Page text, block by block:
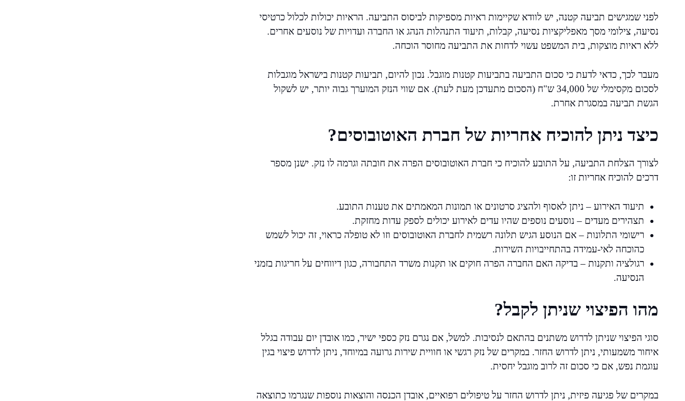
לפני שמגישים תביעה קטנה, יש לוודא שקיימות ראיות מספיקות לביסוס התביעה. הראיות יכולות לכלול כרטיסי
נסיעה, צילומי מסך מאפליקציות נסיעה, קבלות, תיעוד התנהלות הנהג או החברה ועדויות של נוסעים אחרים.
ללא ראיות מוצקות, בית המשפט עשוי לדחות את התביעה מחוסר הוכחה.
מעבר לכך, כדאי לדעת כי סכום התביעה בתביעות קטנות מוגבל. נכון להיום, תביעות קטנות בישראל מוגבלות
לסכום מקסימלי של 34,000 ש"ח (הסכום מתעדכן מעת לעת). אם שווי הנזק המוערך גבוה יותר, יש לשקול
הגשת תביעה במסגרת אחרת.
כיצד ניתן להוכיח אחריות של חברת האוטובוסים?
לצורך הצלחת התביעה, על התובע להוכיח כי חברת האוטובוסים הפרה את חובתה וגרמה לו נזק. ישנן מספר
דרכים להוכיח אחריות זו:
תיעוד האירוע – ניתן לאסוף ולהציג סרטונים או תמונות המאמתים את טענות התובע.
תצהירים מעדים – נוסעים נוספים שהיו עדים לאירוע יכולים לספק עדות מחזקת.
רישומי התלונות – אם הנוסע הגיש תלונה רשמית לחברת האוטובוסים וזו לא טופלה כראוי, זה יכול לשמש
כהוכחה לאי-עמידה בהתחייבויות השירות.
רגולציה ותקנות – בדיקה האם החברה הפרה חוקים או תקנות משרד התחבורה, כגון דיווחים על חריגות בזמני
הנסיעה.
מהו הפיצוי שניתן לקבל?
סוגי הפיצוי שניתן לדרוש משתנים בהתאם לנסיבות. למשל, אם נגרם נזק כספי ישיר, כמו אובדן יום עבודה בגלל
איחור משמעותי, ניתן לדרוש החזר. במקרים של נזק רגשי או חוויית שירות גרועה במיוחד, ניתן לדרוש פיצוי בגין
עוגמת נפש, אם כי סכום זה לרוב מוגבל יחסית.
במקרים של פגיעה פיזית, ניתן לדרוש החזר על טיפולים רפואיים, אובדן הכנסה והוצאות נוספות שנגרמו כתוצאה